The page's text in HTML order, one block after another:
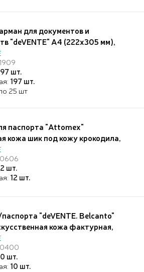
для документов и
"deVENTE" A4 (222x305 мм),
антибликовая поверхность, без
вход, прозрачная
шт.
197 шт.
25 шт
паспорта "Attomex"
кожа шик под кожу крокодила,
ПВХ клапаны с отделами для
карты, скругленные уголки,
шт.
12 шт.
"deVENTE. Belcanto"
кожа фактурная,
5 отделений для визиток,
пакете с европодвесом,
шт.
10 шт.